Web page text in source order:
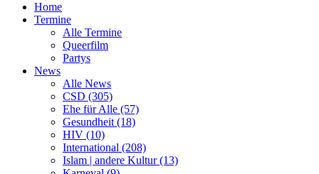
Home
Termine
Alle Termine
Queerfilm
Partys
News
Alle News
CSD (305)
Ehe für Alle (57)
Gesundheit (18)
HIV (10)
International (208)
Islam | andere Kultur (13)